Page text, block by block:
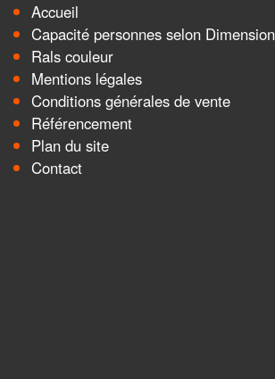
Accueil
Capacité personnes selon
Rals couleur
Mentions légales
Conditions générales de vente
Référencement
Plan du site
Contact